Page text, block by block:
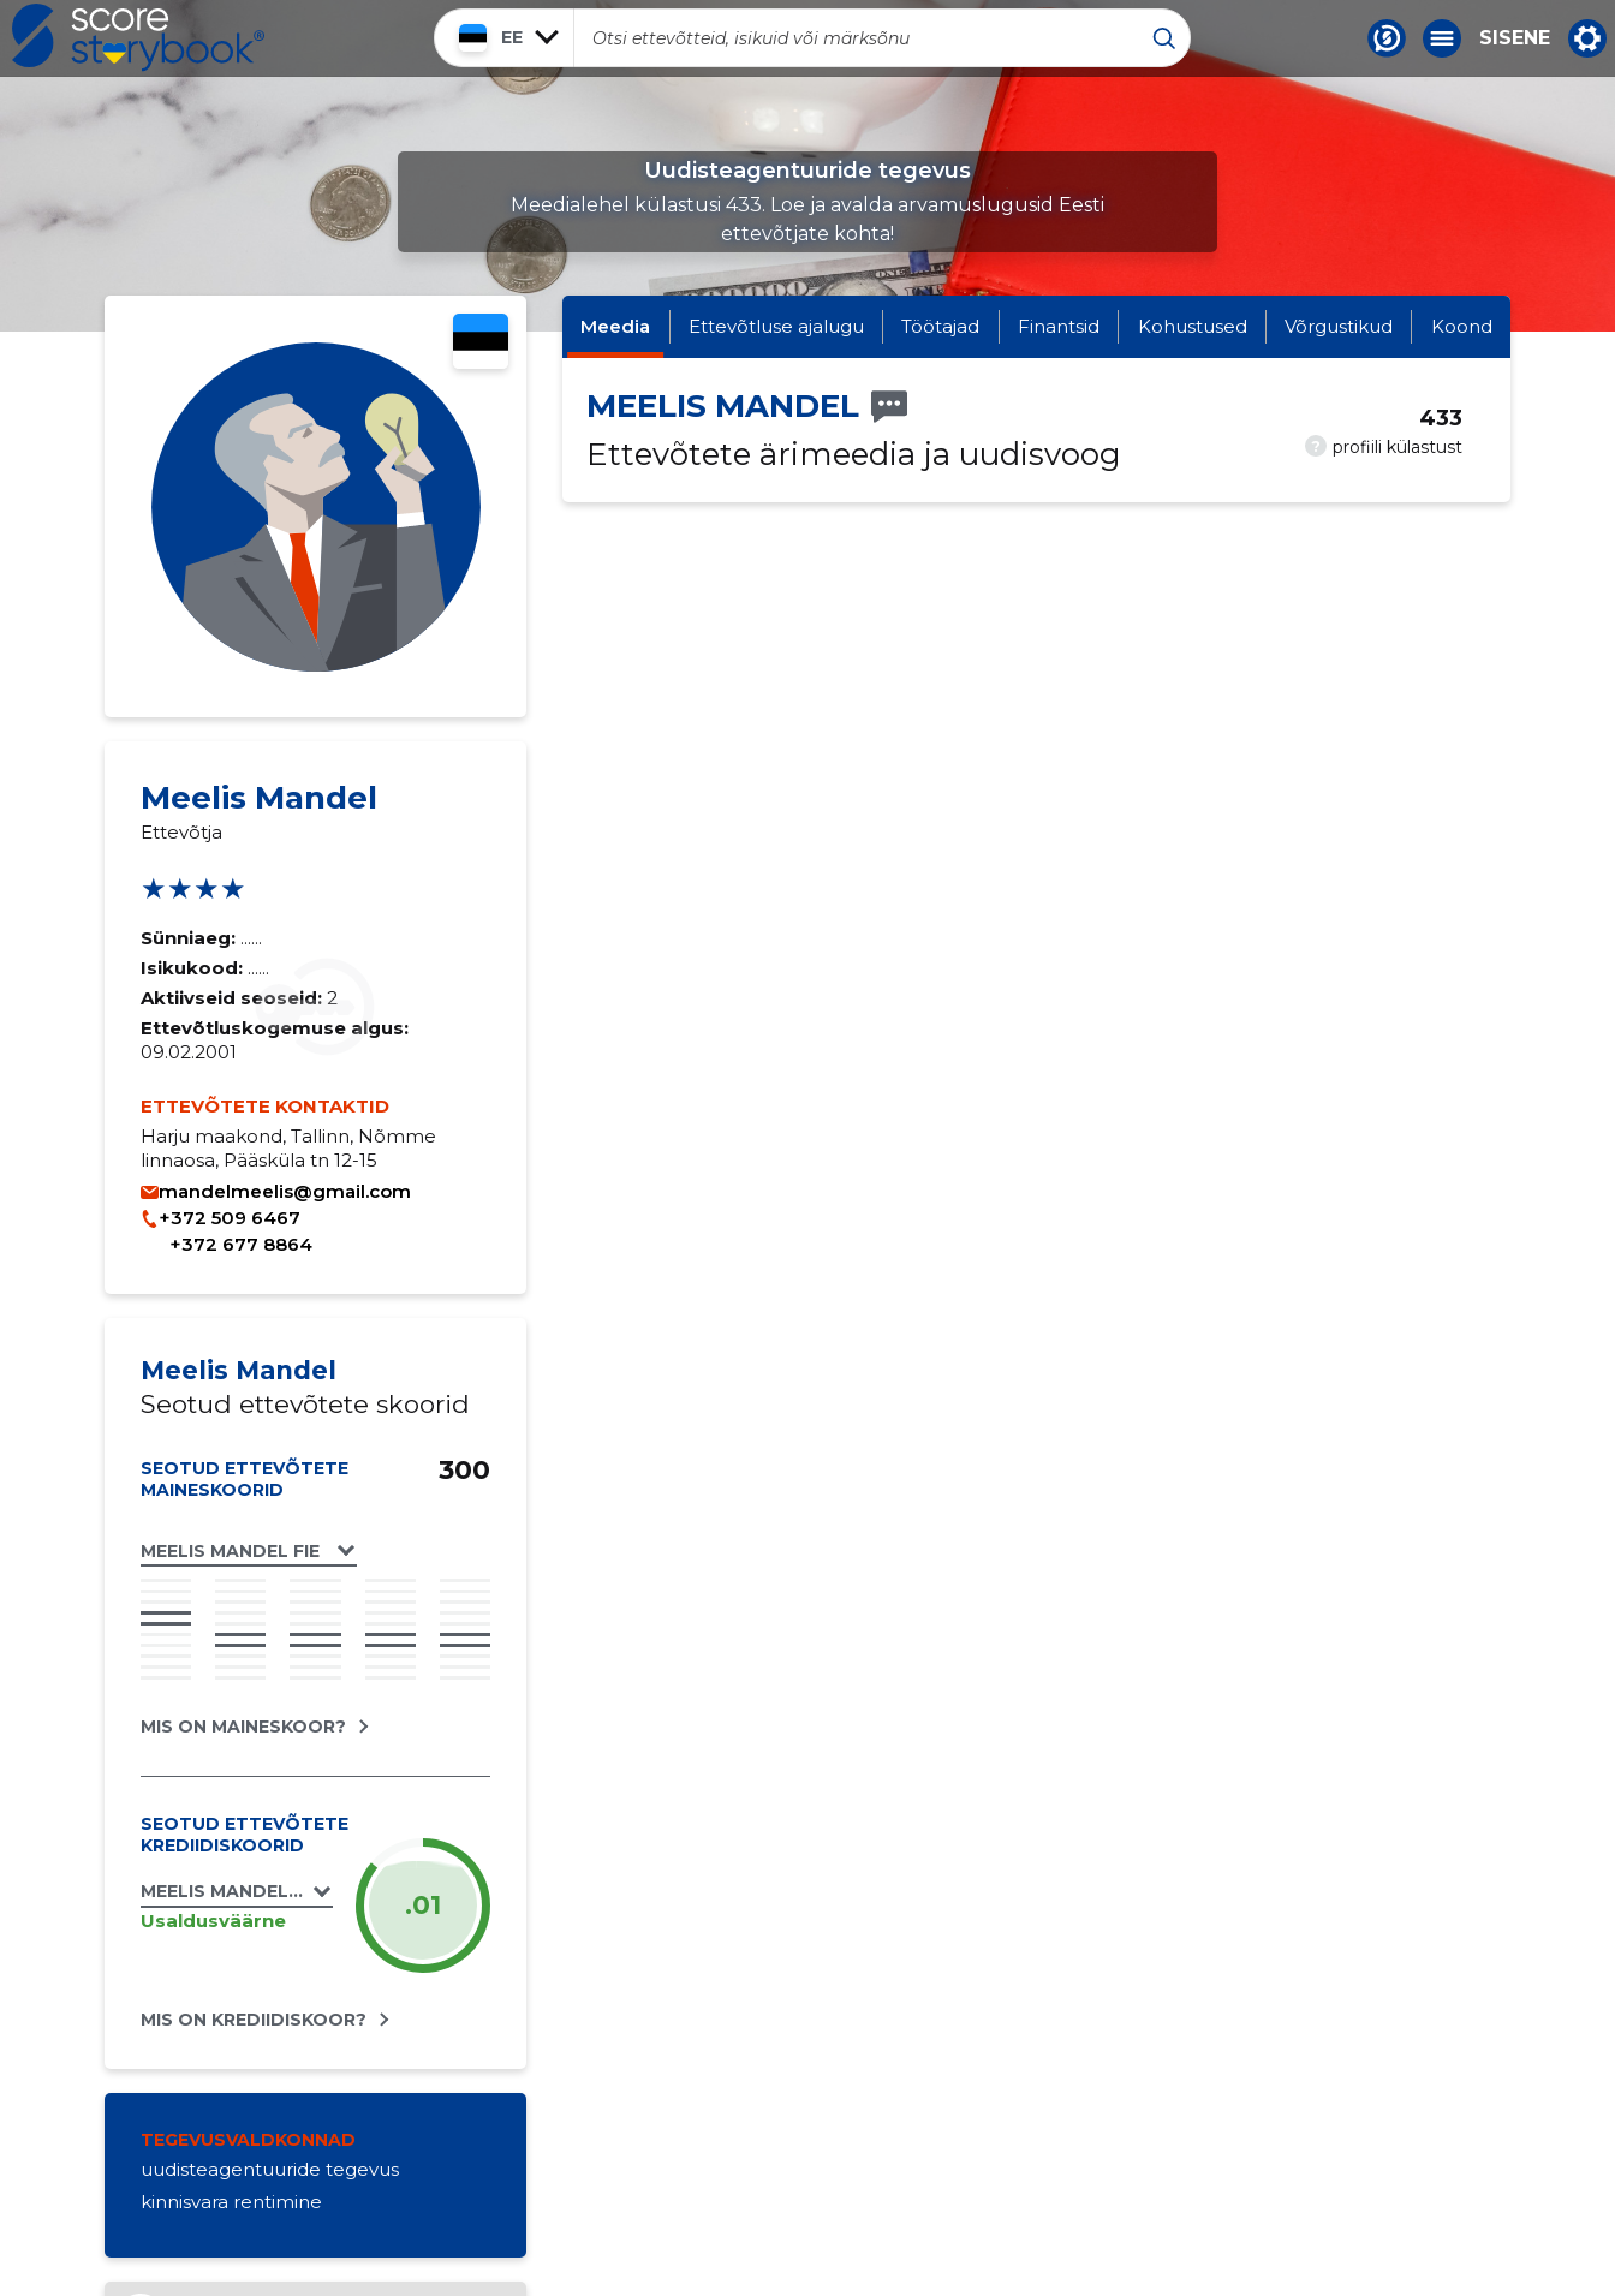
EE SISENE
Uudisteagentuuride tegevus
Meedialehel külastusi 433. Loe ja avalda arvamuslugusid Eesti
ettevõtjate kohta!
Meelis Mandel
Ettevõtja
★★★★
Sünniaeg: ......
Isikukood: ......
Aktiivseid seoseid: 2
Ettevõtluskogemuse algus:
09.02.2001
ETTEVÕTETE KONTAKTID
Harju maakond, Tallinn, Nõmme
linnaosa, Pääsküla tn 12-15
mandelmeelis@gmail.com
+372 509 6467
+372 677 8864
Meelis Mandel
Seotud ettevõtete skoorid
SEOTUD ETTEVÕTETE
MAINESKOORID
MEELIS MANDEL FIE
300
MIS ON MAINESKOOR?
SEOTUD ETTEVÕTETE
KREDIIDISKOORID
MEELIS MANDEL FIE
Usaldusväärne .01
MIS ON KREDIIDISKOOR?
TEGEVUSVALDKONNAD
uudisteagentuuride tegevus
kinnisvara rentimine
Meedia Ettevõtluse ajalugu Töötajad Finantsid Kohustused Võrgustikud Koond
MEELIS MANDEL
Ettevõtete ärimeedia ja uudisvoog
? profiili külastust
433